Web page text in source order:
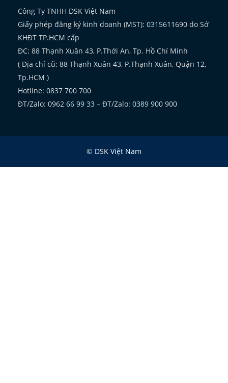
Công Ty TNHH DSK Việt Nam
Giấy phép đăng ký kinh doanh (MST): 0315611690 do Sở
KHĐT TP.HCM cấp
ĐC: 88 Thạnh Xuân 43, P.Thới An, Tp. Hồ Chí Minh
( Địa chỉ cũ: 88 Thạnh Xuân 43, P.Thạnh Xuân, Quận 12,
Tp.HCM )
Hotline: 0837 700 700
ĐT/Zalo: 0962 66 99 33 – ĐT/Zalo: 0389 900 900
© DSK Việt Nam